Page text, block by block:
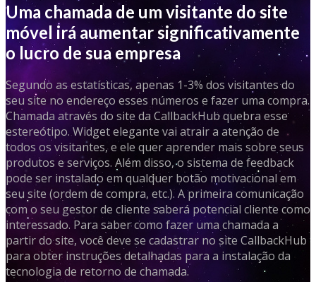
Uma chamada de um visitante do site
móvel irá aumentar significativamente
o lucro de sua empresa
Segundo as estatísticas, apenas 1-3% dos visitantes do
seu site no endereço esses números e fazer uma compra.
Chamada através do site da CallbackHub quebra esse
estereótipo. Widget elegante vai atrair a atenção de
todos os visitantes, e ele quer aprender mais sobre seus
produtos e serviços. Além disso, o sistema de feedback
pode ser instalado em qualquer botão motivacional em
seu site (ordem de compra, etc.). A primeira comunicação
com o seu gestor de cliente saberá potencial cliente como
interessado. Para saber como fazer uma chamada a
partir do site, você deve se cadastrar no site CallbackHub
para obter instruções detalhadas para a instalação da
tecnologia de retorno de chamada.